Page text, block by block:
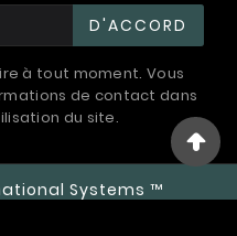
D'ACCORD
à tout moment. Vous
de contact dans
du site.
Systems ™